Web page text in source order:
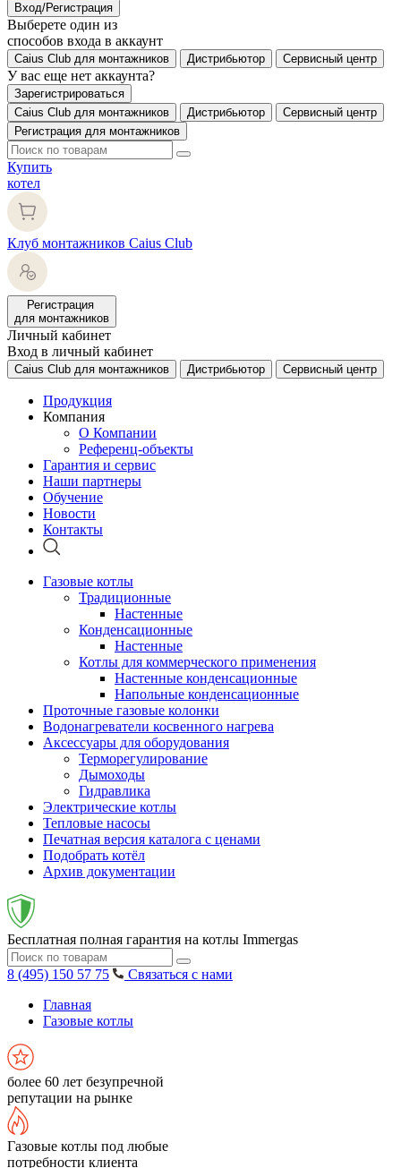
Вход/Регистрация
Выберете один из
способов входа в аккаунт
Caius Club для монтажников Дистрибьютор Сервисный центр
У вас еще нет аккаунта?
Зарегистрироваться
Caius Club для монтажников
Дистрибьютор
Сервисный центр
Регистрация для монтажников
Купить
котел
Клуб монтажников Caius Club
Регистрация
для монтажников
Личный кабинет
Вход в личный кабинет
Caius Club для монтажников Дистрибьютор Сервисный центр
Продукция
Компания
О Компании
Референц-объекты
Гарантия и сервис
Наши партнеры
Обучение
Новости
Контакты
Газовые котлы
Традиционные
Настенные
Конденсационные
Настенные
Котлы для коммерческого применения
Настенные конденсационные
Напольные конденсационные
Проточные газовые колонки
Водонагреватели косвенного нагрева
Аксессуары для оборудования
Терморегулирование
Дымоходы
Гидравлика
Электрические котлы
Тепловые насосы
Печатная версия каталога с ценами
Подобрать котёл
Архив документации
Бесплатная полная гарантия на котлы Immergas
8 (495) 150 57 75
Связаться с нами
Главная
Газовые котлы
более 60 лет безупречной
репутации на рынке
Газовые котлы под любые
потребности клиента